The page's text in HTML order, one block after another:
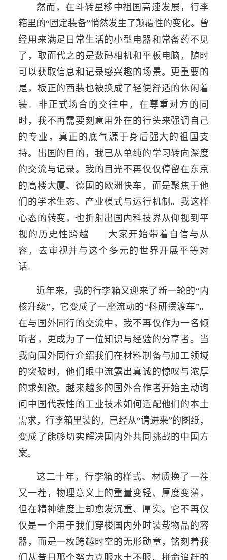
然而，在斗转星移中祖国高速发展，行李
箱里的“固定装备”悄然发生了颠覆性的变化。曾
经用来满足日常生活的小型电器和常备药不见
了，取而代之的是数码相机和平板电脑，随时
可以获取信息和记录感兴趣的场景。更重要的
是，板正的西装也被换成了轻便舒适的休闲着
装。非正式场合的交往中，在尊重对方的同
时，我不再需要刻意用外在的行头来强调自己
的专业，真正的底气源于身后强大的祖国支
持。出国的目的，我已从单纯的学习转向深度
的交流与记录。我的目光不再仅仅停留在东京
的高楼大厦、德国的欧洲快车，而是聚焦于他
们的学术生态、产业模式与运行机制。我这样
心态的转变，也折射出国内科技界从仰视到平
视的历史性跨越——大家开始带着自信与从
容，去审视并与这个多元的世界开展平等对
话。
近年来，我的行李箱又迎来了新一轮的“内
核升级”，它变成了一座流动的“科研摆渡车”。
在与国外同行的交流中，我不再仅作为一名倾
听者，更成为了一位知识与经验的分享者。当
我向国外同行介绍我们在材料制备与加工领域
的突破时，他们眼中流露出真诚的惊叹与浓厚
的求知欲。越来越多的国外合作者开始主动询
问中国代表性的工业技术如何适配他们的本土
需求，行李箱里装的，已经从“请进来”的图纸，
变成了能够切实解决国内外共同挑战的中国方
案。
这二十年，行李箱的样式、材质换了一茬
又一茬，物理意义上的重量变轻、厚度变薄，
但在精神维度上却愈发沉重、厚实。它不再仅
仅是一个用于我们穿梭国内外时装载物品的容
器，而是一枚跨越时空的无形勋章，铭刻着我